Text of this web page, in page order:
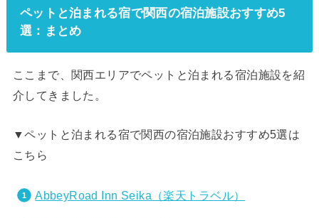
ペットと泊まれる宿で関西の宿泊施設おすすめ5
選：まとめ
ここまで、関西エリアでペットと泊まれる宿泊施設を紹
介してきました。
▼ペットと泊まれる宿で関西の宿泊施設おすすめ5選は
こちら
AbbeyRoad Inn Seika（楽天トラベル）